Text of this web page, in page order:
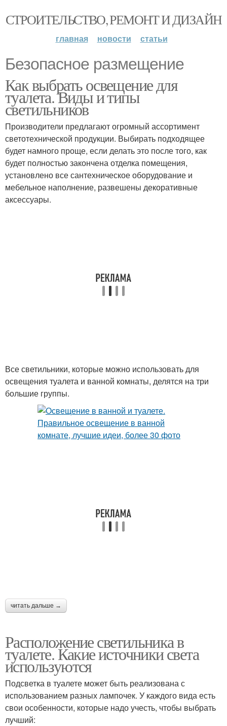
СТРОИТЕЛЬСТВО, РЕМОНТ И ДИЗАЙН
главная новости статьи
Безопасное размещение
Как выбрать освещение для
туалета. Виды и типы
светильников
Производители предлагают огромный ассортимент
светотехнической продукции. Выбирать подходящее
будет намного проще, если делать это после того, как
будет полностью закончена отделка помещения,
установлено все сантехническое оборудование и
мебельное наполнение, развешены декоративные
аксессуары.
Все светильники, которые можно использовать для
освещения туалета и ванной комнаты, делятся на три
большие группы.
читать дальше →
Расположение светильника в
туалете. Какие источники света
используются
Подсветка в туалете может быть реализована с
использованием разных лампочек. У каждого вида есть
свои особенности, которые надо учесть, чтобы выбрать
лучший: